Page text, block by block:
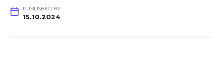
PUBLISHED BY
15.10.2024